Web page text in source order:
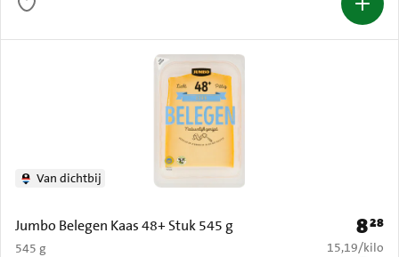
Jumbo Belegen Kaas 48+ Stuk 545 g
545 g
Van dichtbij
Prijs:
828
€ 15,19 per
15,19/kilo